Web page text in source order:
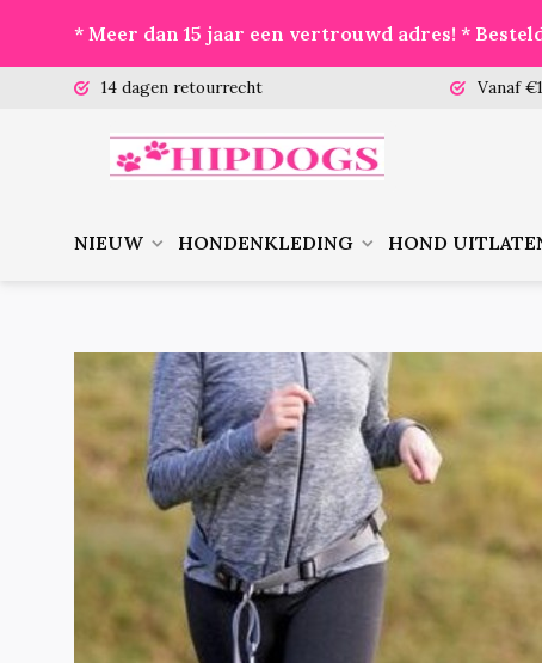
* Meer dan 15 jaar een vertrouwd adres! *
14 dagen retourrecht Vanaf
NIEUW HONDENKLEDING HOND